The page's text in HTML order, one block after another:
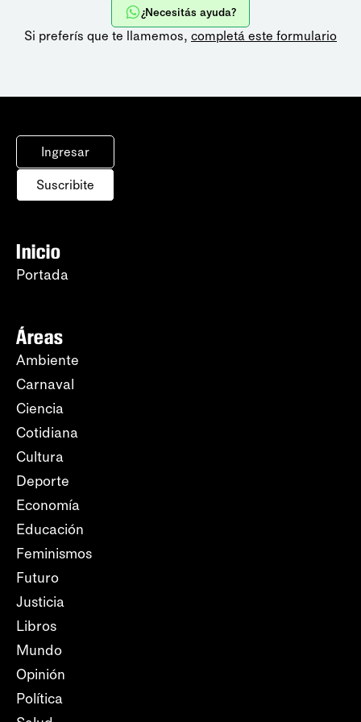
¿Necesitás ayuda?
Si preferís que te llamemos, completá este formulario
Ingresar
Suscribite
Inicio
Portada
Áreas
Ambiente
Carnaval
Ciencia
Cotidiana
Cultura
Deporte
Economía
Educación
Feminismos
Futuro
Justicia
Libros
Mundo
Opinión
Política